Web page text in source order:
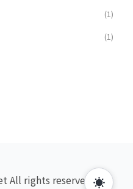
(1)
(1)
All rights reserved.☀️